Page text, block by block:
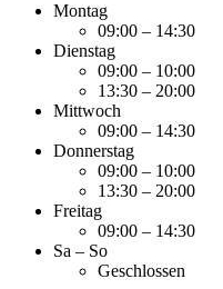
Montag
09:00 – 14:30
Dienstag
09:00 – 10:00
13:30 – 20:00
Mittwoch
09:00 – 14:30
Donnerstag
09:00 – 10:00
13:30 – 20:00
Freitag
09:00 – 14:30
Sa – So
Geschlossen